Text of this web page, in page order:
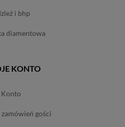
i bhp
diamentowa
KONTO
konto
zamówień gości